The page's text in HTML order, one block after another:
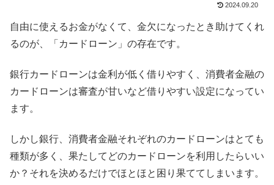
2024.09.20
自由に使えるお金がなくて、金欠になったとき助けてくれ
るのが、「カードローン」の存在です。
銀行カードローンは金利が低く借りやすく、消費者金融の
カードローンは審査が甘いなど借りやすい設定になってい
ます。
しかし銀行、消費者金融それぞれのカードローンはとても
種類が多く、果たしてどのカードローンを利用したらいい
か？それを決めるだけでほとほと困り果ててしまいます。